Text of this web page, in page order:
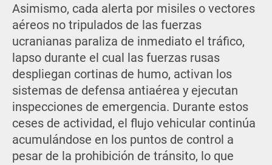
Asimismo, cada alerta por misiles o vectores
aéreos no tripulados de las fuerzas
ucranianas paraliza de inmediato el tráfico,
lapso durante el cual las fuerzas rusas
despliegan cortinas de humo, activan los
sistemas de defensa antiaérea y ejecutan
inspecciones de emergencia. Durante estos
ceses de actividad, el flujo vehicular continúa
acumulándose en los puntos de control a
pesar de la prohibición de tránsito, lo que